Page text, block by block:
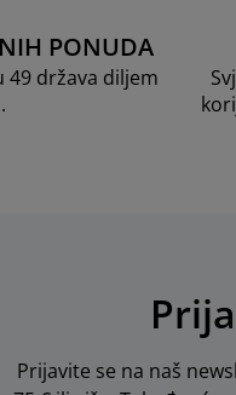
PONUDA
49 država diljem
Prijavite se na naš